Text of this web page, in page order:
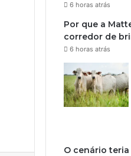
6 horas atrás
Por que a
corredor de
6 horas atrás
O cenário